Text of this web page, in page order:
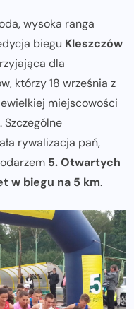
wysoka ranga
biegu Kleszczów
dla
którzy 18 września z
miejscowości
Szczególne
rywalizacja pań,
5. Otwartych
w biegu na 5 km.